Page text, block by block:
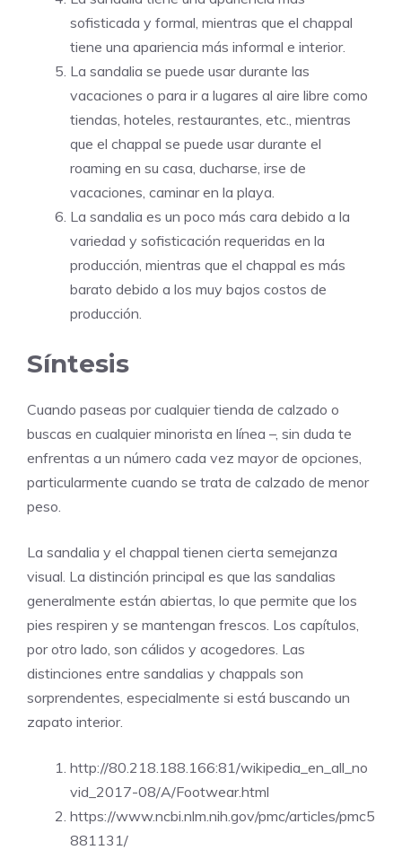
sofisticada y formal, mientras que el chappal
tiene una apariencia más informal e interior.
La sandalia se puede usar durante las
vacaciones o para ir a lugares al aire libre como
tiendas, hoteles, restaurantes, etc., mientras
que el chappal se puede usar durante el
roaming en su casa, ducharse, irse de
vacaciones, caminar en la playa.
La sandalia es un poco más cara debido a la
variedad y sofisticación requeridas en la
producción, mientras que el chappal es más
barato debido a los muy bajos costos de
producción.
Síntesis
Cuando paseas por cualquier tienda de calzado o
buscas en cualquier minorista en línea –, sin duda te
enfrentas a un número cada vez mayor de opciones,
particularmente cuando se trata de calzado de menor
peso.
La sandalia y el chappal tienen cierta semejanza
visual. La distinción principal es que las sandalias
generalmente están abiertas, lo que permite que los
pies respiren y se mantengan frescos. Los capítulos,
por otro lado, son cálidos y acogedores. Las
distinciones entre sandalias y chappals son
sorprendentes, especialmente si está buscando un
zapato interior.
http://80.218.188.166:81/wikipedia_en_all_no
vid_2017-08/A/Footwear.html
https://www.ncbi.nlm.nih.gov/pmc/articles/pmc5
881131/